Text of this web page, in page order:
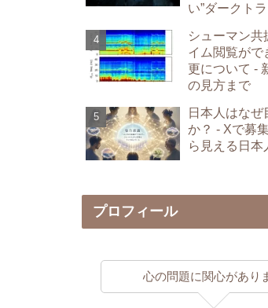
い”ダークト
シューマン共
イム閲覧がで
更について -
の見方まで
日本人はなぜ
か？ - Xで募
ら見える日本
プロフィール
心の問題に関心があり